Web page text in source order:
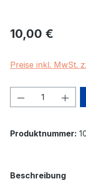
Regulärer Preis:
10,00 €
Preise inkl. MwSt.
Produkt
Produktnummer:
Beschreibung